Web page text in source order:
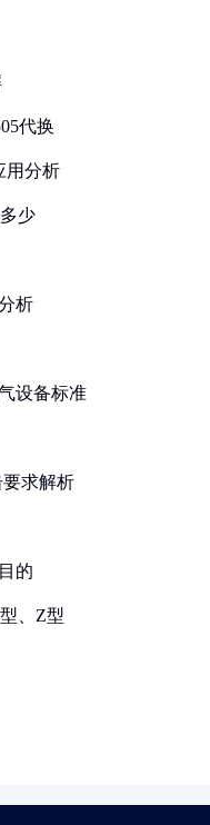
代换
用分析
少
析
设备标准
要求解析
的
、Z型